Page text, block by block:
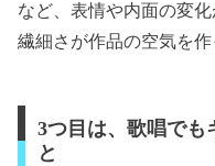
など、表情や内面の変
繊細さが作品の空気を作
3つ目は、歌唱でも
と